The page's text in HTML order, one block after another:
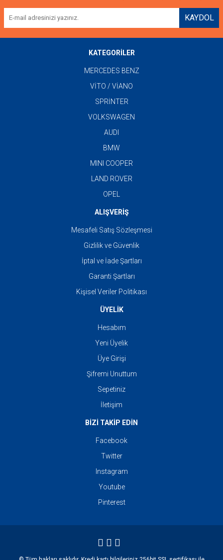
KAYDOL
KATEGORİLER
MERCEDES BENZ
VİTO / VİANO
SPRİNTER
VOLKSWAGEN
AUDI
BMW
MINI COOPER
LAND ROVER
OPEL
ALIŞVERİŞ
Mesafeli Satış Sözleşmesi
Gizlilik ve Güvenlik
İptal ve İade Şartları
Garanti Şartları
Kişisel Veriler Politikası
ÜYELİK
Hesabım
Yeni Üyelik
Üye Girişi
Şifremi Unuttum
Sepetiniz
İletişim
BİZİ TAKİP EDİN
Facebook
Twitter
Instagram
Youtube
Pinterest